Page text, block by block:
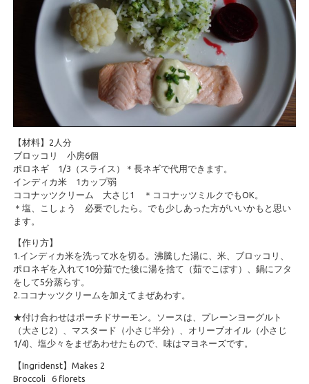
【材料】2人分
ブロッコリ 小房6個
ポロネギ 1/3（スライス）＊長ネギで代用できます。
インディカ米 1カップ弱
ココナッツクリーム 大さじ1 ＊ココナッツミルクでもOK。
＊塩、こしょう 必要でしたら。でも少しあった方がいいかもと思い
ます。
【作り方】
1.インディカ米を洗って水を切る。沸騰した湯に、米、ブロッコリ、
ポロネギを入れて10分茹でた後に湯を捨て（茹でこぼす）、鍋にフタ
をして5分蒸らす。
2.ココナッツクリームを加えてまぜあわす。
★付け合わせはポーチドサーモン。ソースは、プレーンヨーグルト
（大さじ2）、マスタード（小さじ半分）、オリーブオイル（小さじ
1/4)、塩少々をまぜあわせたもので、味はマヨネーズです。
【Ingridenst】Makes 2
Broccoli 6 florets